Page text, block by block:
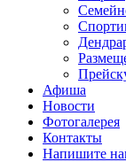
Афиша
Новости
Фотогалерея
Контакты
Напишите